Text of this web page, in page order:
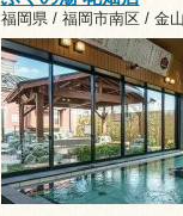
福岡県 / 福岡市南区 / 金